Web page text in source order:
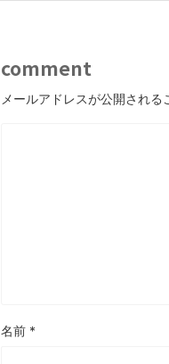
comment
メールアドレスが公開される
名前 *